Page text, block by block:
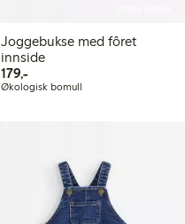
Joggebukse med fôret
innside
179,-179,00 kr
Økologisk bomull